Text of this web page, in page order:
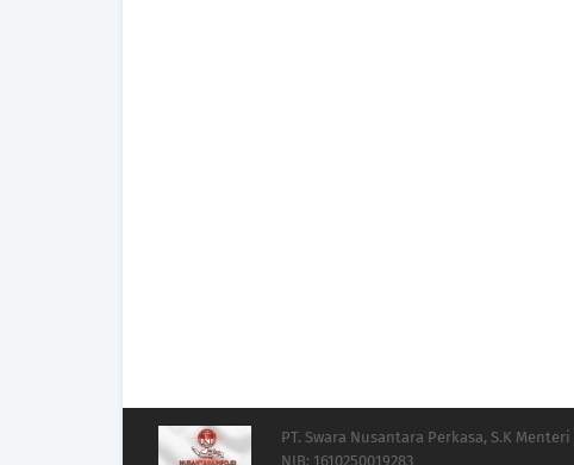
PT. Swara Nusantara Perkasa, S.K
NIB: 1610250019283